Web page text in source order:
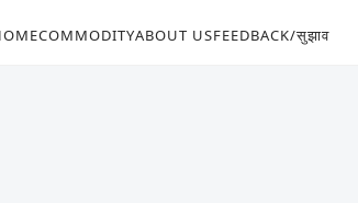
COMMODITYABOUT USFEEDBACK/सुझाव